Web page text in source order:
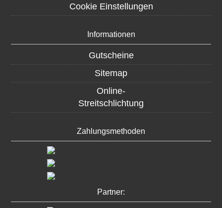
Cookie Einstellungen
Informationen
Gutscheine
Sitemap
Online-
Streitschlichtung
Zahlungsmethoden
Partner: